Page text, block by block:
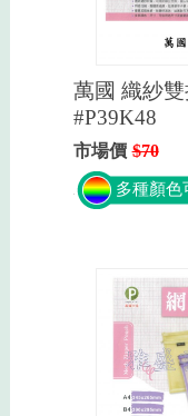
萬國 織紗
#P39K48
市場價 $70
多種顏色